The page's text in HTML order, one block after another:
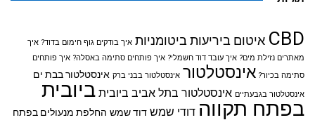
CBD איטום ביריעות ביטומניות איך בודקים גוף חימום בדוד? איך
מאתרים נזילת מים? איך עובד דוד חשמלי? איך פותחים סתימה באסלה? איך פותחים
סתימה בכיור? אינסטלטור אינסטלטור בבני ברק אינסטלטור בבת ים
אינסטלטור בגבעתיים אינסטלטור בתל אביב ביובית ביובית
בפתח תקווה דודי שמש דוד שמש החלפת מנעולים בפתח